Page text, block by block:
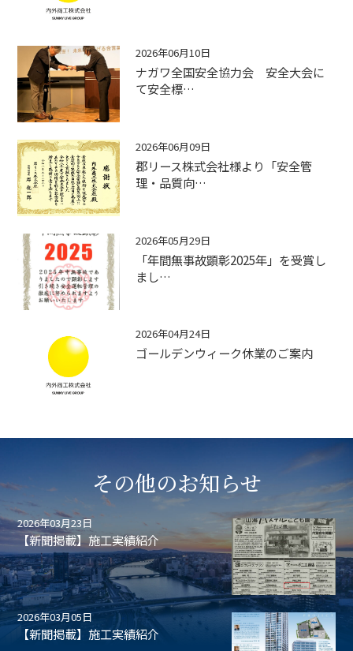
2026年06月10日
ナガワ全国安全協力会 安全大会に
て安全標…
2026年06月09日
郡リース株式会社様より「安全管
理・品質向…
2026年05月29日
「年間無事故顕彰2025年」を受賞し
まし…
2026年04月24日
ゴールデンウィーク休業のご案内
その他のお知らせ
2026年03月23日
【新聞掲載】施工実績紹介
2026年03月05日
【新聞掲載】施工実績紹介